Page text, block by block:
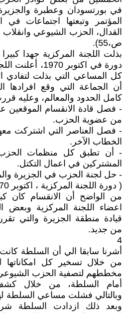
في بورتسودان وعطبرة
المؤتمر وتبعتها اجتماعات
ص،55).
بذلت اللجنة المركزية جهدا
دورة في اكتوبر
كل المساعي التي بذلت لتفادي
أن الجماعة التي وقع افرادها
كامل الحدود والمعالم، وعليه
- فصل قادة الانقسام الموقعين
من عضوية الحزب.
- فصل العناصر التي اشتركت
الخطاب الآخر.
- أن تطبق كل منظمات الحزب
المشتركين في اعمال التكتل.
- حل لجنة الحزب في الجزيرة
( دورة اللجنة المركزية ، اكتوبر 1970م).
من الواضح أن الانقسام كان
اعضاء اللجنة المركزية وبعض
قيادة منطقة الجزيرة والتي
من جديد.
4
أشرنا سابقا الي أن السلطة
من خلال تسخير كل امكاناتها
مخططهم لتصفية الحزب
أمام السلطة، من خلال كشف
وبالتالي فشلت مساعي السلطة
وبعد ذلك ازدادت السلطة